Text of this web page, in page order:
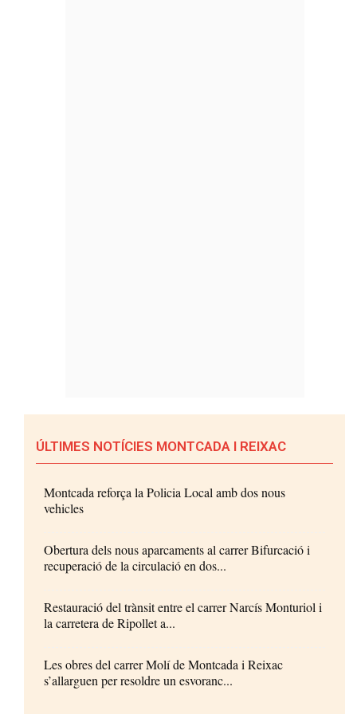
ÚLTIMES NOTÍCIES MONTCADA I REIXAC
Montcada reforça la Policia Local amb dos nous
vehicles
Obertura dels nous aparcaments al carrer Bifurcació i
recuperació de la circulació en dos...
Restauració del trànsit entre el carrer Narcís Monturiol i
la carretera de Ripollet a...
Les obres del carrer Molí de Montcada i Reixac
s’allarguen per resoldre un esvoranc...